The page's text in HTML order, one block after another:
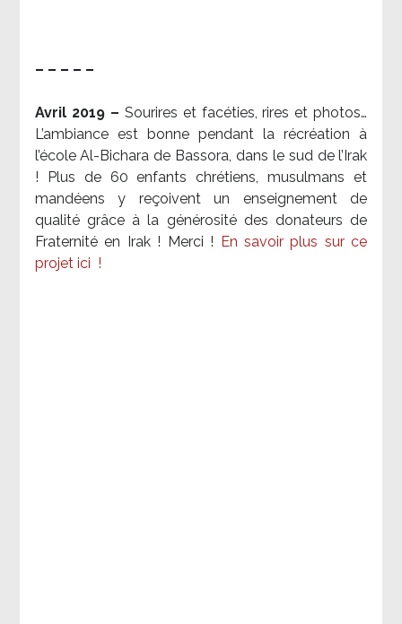
– – – – –
Avril 2019 – Sourires et facéties, rires et photos…
L’ambiance est bonne pendant la récréation à
l’école Al-Bichara de Bassora, dans le sud de l’Irak
! Plus de 60 enfants chrétiens, musulmans et
mandéens y reçoivent un enseignement de
qualité grâce à la générosité des donateurs de
Fraternité en Irak ! Merci !
En savoir plus sur ce
projet ici !